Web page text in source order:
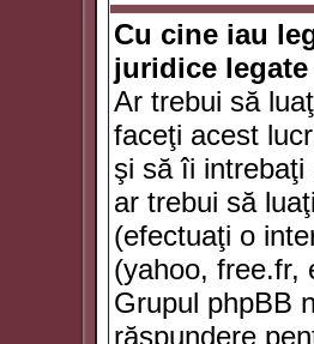
Cu cine iau
juridice
Ar trebui să
faceţi acest
şi să îi intrebaţi
ar trebui să
(efectuaţi o
(yahoo, free.fr,
Grupul phpBB
răspundere